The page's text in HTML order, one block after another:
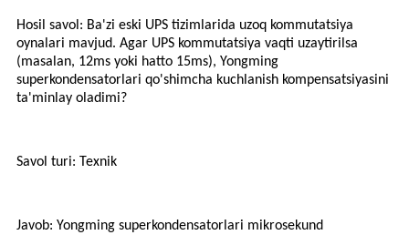
Hosil savol: Ba'zi eski UPS tizimlarida uzoq kommutatsiya
oynalari mavjud. Agar UPS kommutatsiya vaqti uzaytirilsa
(masalan, 12ms yoki hatto 15ms), Yongming
superkondensatorlari qo'shimcha kuchlanish kompensatsiyasini
ta'minlay oladimi?
Savol turi: Texnik
Javob: Yongming superkondensatorlari mikrosekund